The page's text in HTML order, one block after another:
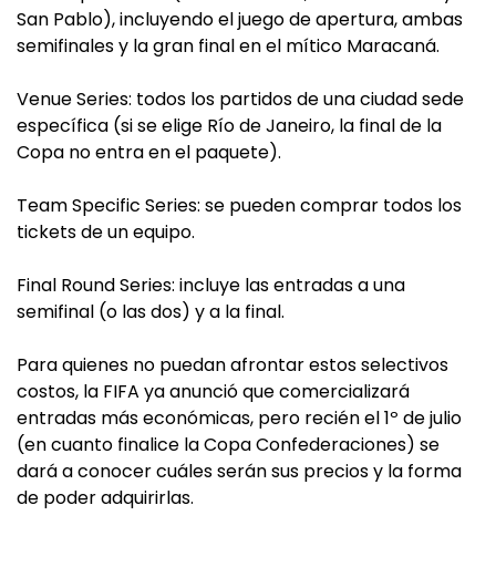
San Pablo), incluyendo el juego de apertura, ambas
semifinales y la gran final en el mítico Maracaná.
Venue Series: todos los partidos de una ciudad sede
específica (si se elige Río de Janeiro, la final de la
Copa no entra en el paquete).
Team Specific Series: se pueden comprar todos los
tickets de un equipo.
Final Round Series: incluye las entradas a una
semifinal (o las dos) y a la final.
Para quienes no puedan afrontar estos selectivos
costos, la FIFA ya anunció que comercializará
entradas más económicas, pero recién el 1º de julio
(en cuanto finalice la Copa Confederaciones) se
dará a conocer cuáles serán sus precios y la forma
de poder adquirirlas.